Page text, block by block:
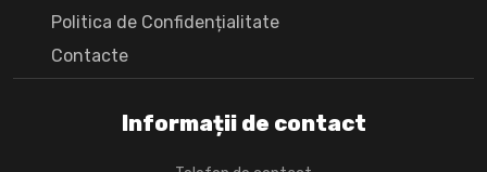
Informații de contact
Politica de Confidențialitate
Сontacte